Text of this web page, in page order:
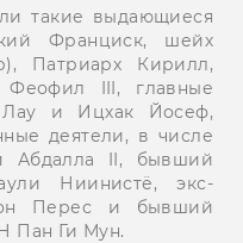
такие выдающиеся
Франциск, шейх
Патриарх Кирилл,
Феофил III, главные
и Ицхак Йосеф,
деятели, в числе
Абдалла II, бывший
Ниинистё, экс-
Перес и бывший
Пан Ги Мун.